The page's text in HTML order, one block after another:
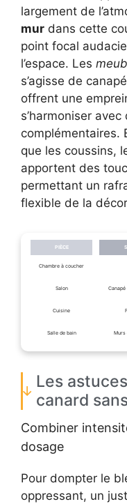
largement de
mur dans cette
point focal
l’espace. Les
s’agisse de
offrent une
s’harmoniser
complémentaires.
que les coussins,
apportent des
permettant un
flexible de la
PIÈCE
Chambre à coucher
Salon
Cuisine
Salle de bain Murs
Les
canard
Combiner
dosage
Pour dompter le
oppressant, un